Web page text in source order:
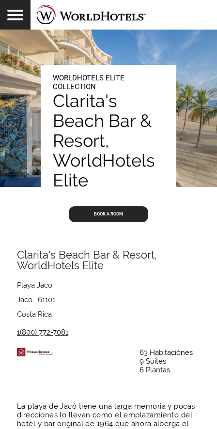
Toggle Navigation
INICIAR SESIÓN
DESCUBRIR HOTELES
WORLDHOTELS REWARDS
OFERTAS Y DESCUENTOS
EXPERIENCIAS
ESPAÑOL
WORLDHOTELS ELITE
COLLECTION
Clarita's
Beach Bar &
Resort,
WorldHotels
Elite
BOOK A ROOM
Clarita's Beach Bar & Resort,
WorldHotels Elite
Playa Jaco
Jaco, 61101
Costa Rica
1(800) 772-7081
63 Habitaciónes
9 Suites
6 Plantas
La playa de Jacó tiene una larga memoria y pocas
direcciones lo llevan como el emplazamiento del
hotel y bar original de 1964 que ahora alberga el